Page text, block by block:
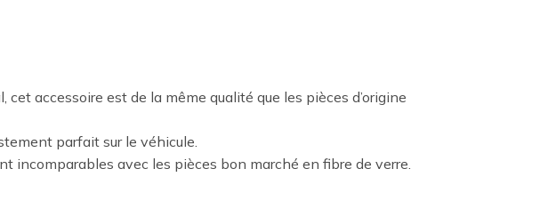
accessoire est de la même qualité que les pièces d’origine
parfait sur le véhicule.
incomparables avec les pièces bon marché en fibre de verre.